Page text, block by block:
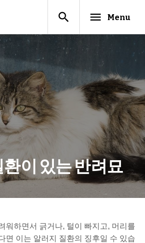
search menu Menu
이 있는 반려묘
워하면서 긁거나, 털이 빠지고, 머리를
면 이는 알러지 질환의 징후일 수 있습